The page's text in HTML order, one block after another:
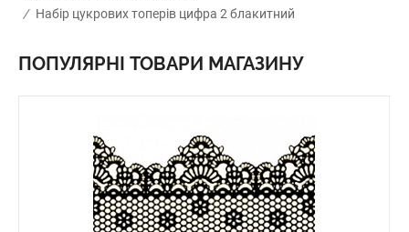
/ Набір цукрових топерів цифра 2 блакитний
ПОПУЛЯРНІ ТОВАРИ МАГАЗИНУ